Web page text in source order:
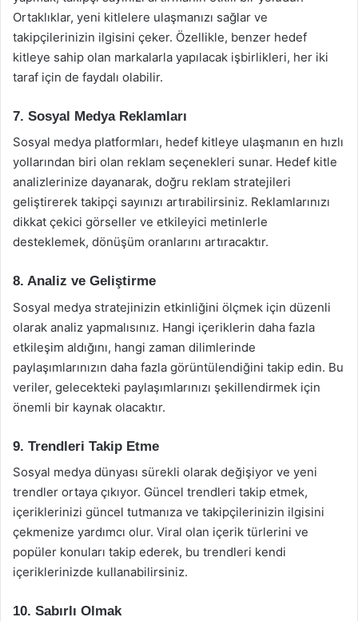
Ortaklıklar, yeni kitlelere ulaşmanızı sağlar ve
takipçilerinizin ilgisini çeker. Özellikle, benzer hedef
kitleye sahip olan markalarla yapılacak işbirlikleri, her iki
taraf için de faydalı olabilir.
7. Sosyal Medya Reklamları
Sosyal medya platformları, hedef kitleye ulaşmanın en hızlı
yollarından biri olan reklam seçenekleri sunar. Hedef kitle
analizlerinize dayanarak, doğru reklam stratejileri
geliştirerek takipçi sayınızı artırabilirsiniz. Reklamlarınızı
dikkat çekici görseller ve etkileyici metinlerle
desteklemek, dönüşüm oranlarını artıracaktır.
8. Analiz ve Geliştirme
Sosyal medya stratejinizin etkinliğini ölçmek için düzenli
olarak analiz yapmalısınız. Hangi içeriklerin daha fazla
etkileşim aldığını, hangi zaman dilimlerinde
paylaşımlarınızın daha fazla görüntülendiğini takip edin. Bu
veriler, gelecekteki paylaşımlarınızı şekillendirmek için
önemli bir kaynak olacaktır.
9. Trendleri Takip Etme
Sosyal medya dünyası sürekli olarak değişiyor ve yeni
trendler ortaya çıkıyor. Güncel trendleri takip etmek,
içeriklerinizi güncel tutmanıza ve takipçilerinizin ilgisini
çekmenize yardımcı olur. Viral olan içerik türlerini ve
popüler konuları takip ederek, bu trendleri kendi
içeriklerinizde kullanabilirsiniz.
10. Sabırlı Olmak